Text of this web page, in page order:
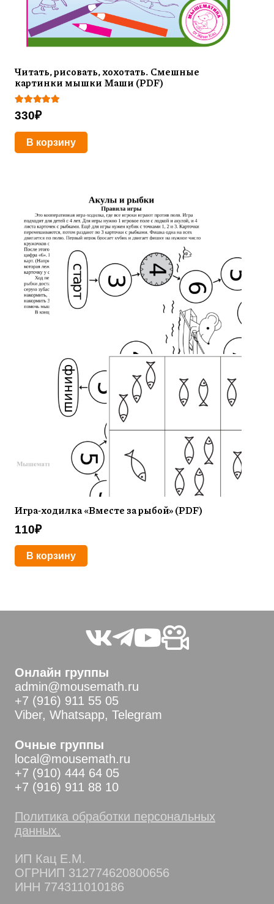
Читать, рисовать, хохотать. Смешные
картинки мышки Маши (PDF)
Оценка
330₽
В корзину
Игра-ходилка «Вместе за рыбой» (PDF)
110₽
В корзину
Онлайн группы
admin@mousemath.ru
+7 (916) 911 55 05
Viber, Whatsapp, Telegram
Очные группы
local@mousemath.ru
+7 (910) 444 64 05
+7 (916) 911 88 10
Политика обработки персональных
данных.
ИП Кац Е.М.
ОГРНИП 312774620800656
ИНН 774311010186